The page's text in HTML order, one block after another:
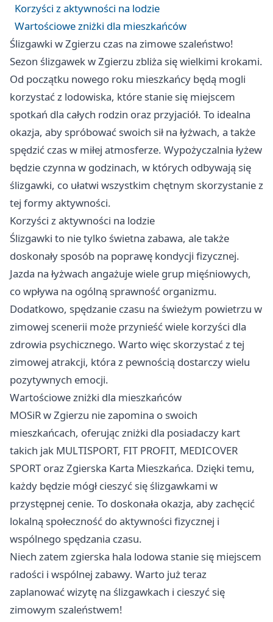
Korzyści z aktywności na lodzie
Wartościowe zniżki dla mieszkańców
Ślizgawki w Zgierzu czas na zimowe szaleństwo!
Sezon ślizgawek w Zgierzu zbliża się wielkimi krokami.
Od początku nowego roku mieszkańcy będą mogli
korzystać z lodowiska, które stanie się miejscem
spotkań dla całych rodzin oraz przyjaciół. To idealna
okazja, aby spróbować swoich sił na łyżwach, a także
spędzić czas w miłej atmosferze. Wypożyczalnia łyżew
będzie czynna w godzinach, w których odbywają się
ślizgawki, co ułatwi wszystkim chętnym skorzystanie z
tej formy aktywności.
Korzyści z aktywności na lodzie
Ślizgawki to nie tylko świetna zabawa, ale także
doskonały sposób na poprawę kondycji fizycznej.
Jazda na łyżwach angażuje wiele grup mięśniowych,
co wpływa na ogólną sprawność organizmu.
Dodatkowo, spędzanie czasu na świeżym powietrzu w
zimowej scenerii może przynieść wiele korzyści dla
zdrowia psychicznego. Warto więc skorzystać z tej
zimowej atrakcji, która z pewnością dostarczy wielu
pozytywnych emocji.
Wartościowe zniżki dla mieszkańców
MOSiR w Zgierzu nie zapomina o swoich
mieszkańcach, oferując zniżki dla posiadaczy kart
takich jak MULTISPORT, FIT PROFIT, MEDICOVER
SPORT oraz Zgierska Karta Mieszkańca. Dzięki temu,
każdy będzie mógł cieszyć się ślizgawkami w
przystępnej cenie. To doskonała okazja, aby zachęcić
lokalną społeczność do aktywności fizycznej i
wspólnego spędzania czasu.
Niech zatem zgierska hala lodowa stanie się miejscem
radości i wspólnej zabawy. Warto już teraz
zaplanować wizytę na ślizgawkach i cieszyć się
zimowym szaleństwem!